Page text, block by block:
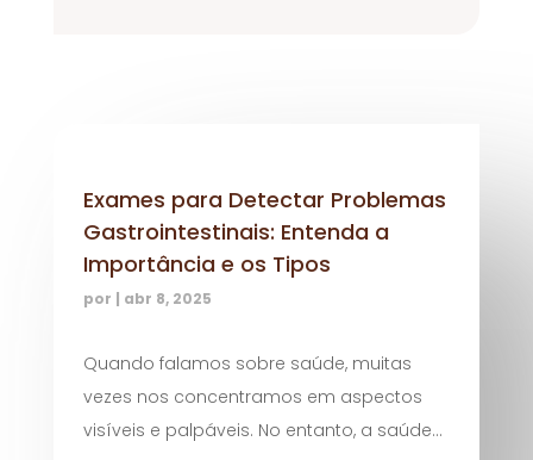
Exames para Detectar Problemas
Gastrointestinais: Entenda a
Importância e os Tipos
por | abr 8, 2025
Quando falamos sobre saúde, muitas
vezes nos concentramos em aspectos
visíveis e palpáveis. No entanto, a saúde...